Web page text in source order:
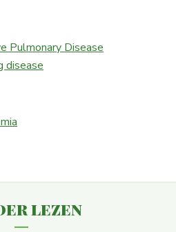
Pulmonary Disease
disease
lezen